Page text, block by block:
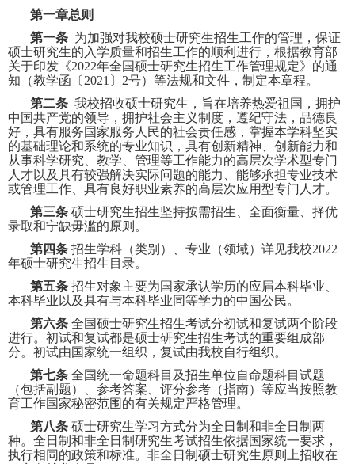
第一章总则
第一条 为加强对我校硕士研究生招生工作的管理，保证
硕士研究生的入学质量和招生工作的顺利进行，根据教育部
关于印发《2022年全国硕士研究生招生工作管理规定》的通
知（教学函〔 2021 〕 2号）等法规和文件，制定本章程。
第二条 我校招收硕士研究生，旨在培养热爱祖国，拥护
中国共产党的领导，拥护社会主义制度，遵纪守法，品德良
好，具有服务国家服务人民的社会责任感，掌握本学科坚实
的基础理论和系统的专业知识，具有创新精神、创新能力和
从事科学研究、教学、管理等工作能力的高层次学术型专门
人才以及具有较强解决实际问题的能力、能够承担专业技术
或管理工作、具有良好职业素养的高层次应用型专门人才。
第三条 硕士研究生招生坚持按需招生、全面衡量、择优
录取和宁缺毋滥的原则。
第四条 招生学科（类别）、专业（领域）详见我校2022
年硕士研究生招生目录。
第五条 招生对象主要为国家承认学历的应届本科毕业、
本科毕业以及具有与本科毕业同等学力的中国公民。
第六条 全国硕士研究生招生考试分初试和复试两个阶段
进行。初试和复试都是硕士研究生招生考试的重要组成部
分。初试由国家统一组织，复试由我校自行组织。
第七条 全国统一命题科目及招生单位自命题科目试题
（包括副题）、参考答案、评分参考（指南）等应当按照教
育工作国家秘密范围的有关规定严格管理。
第八条 硕士研究生学习方式分为全日制和非全日制两
种。全日制和非全日制研究生考试招生依据国家统一要求，
执行相同的政策和标准。非全日制硕士研究生原则上招收在